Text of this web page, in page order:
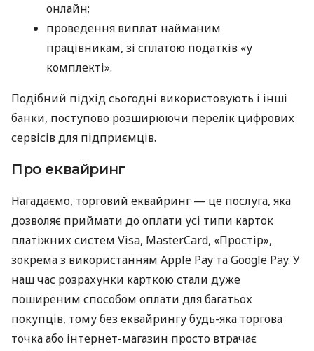
онлайн;
проведення виплат найманим
працівникам, зі сплатою податків «у
комплекті».
Подібний підхід сьогодні використовують і інші
банки, поступово розширюючи перелік цифрових
сервісів для підприємців.
Про еквайринг
Нагадаємо, торговий еквайринг — це послуга, яка
дозволяє приймати до оплати усі типи карток
платіжних систем Visa, MasterCard, «Простір»,
зокрема з використанням Apple Pay та Google Pay. У
наш час розрахунки карткою стали дуже
поширеним способом оплати для багатьох
покупців, тому без еквайрингу будь-яка торгова
точка або інтернет-магазин просто втрачає